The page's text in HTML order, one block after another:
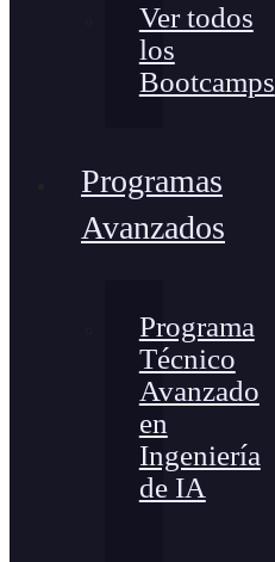
Ver todos
los
Bootcamps
Programas
Avanzados
Programa
Técnico
Avanzado
en
Ingeniería
de IA